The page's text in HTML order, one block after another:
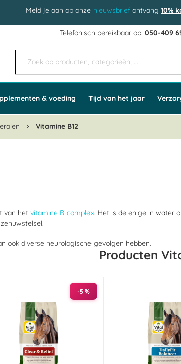
Meld je aan op onze nieuwsbrief ontvang 10%
Telefonisch bereikbaar op:050-409
& voeding Tijd van het jaar
Vitamine B12
van het vitamine B-complex. Het is de enige in water
ook diverse neurologische gevolgen hebben.
Producten
-5 %